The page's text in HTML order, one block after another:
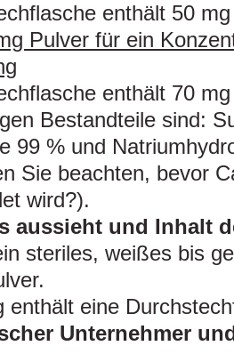
enthält 50
Pulver für ein
enthält 70
Bestandteile sind:
99 % und
Sie beachten, bevor
wird?).
aussieht und Inhalt
steriles, weißes bis
enthält eine
Unternehmer